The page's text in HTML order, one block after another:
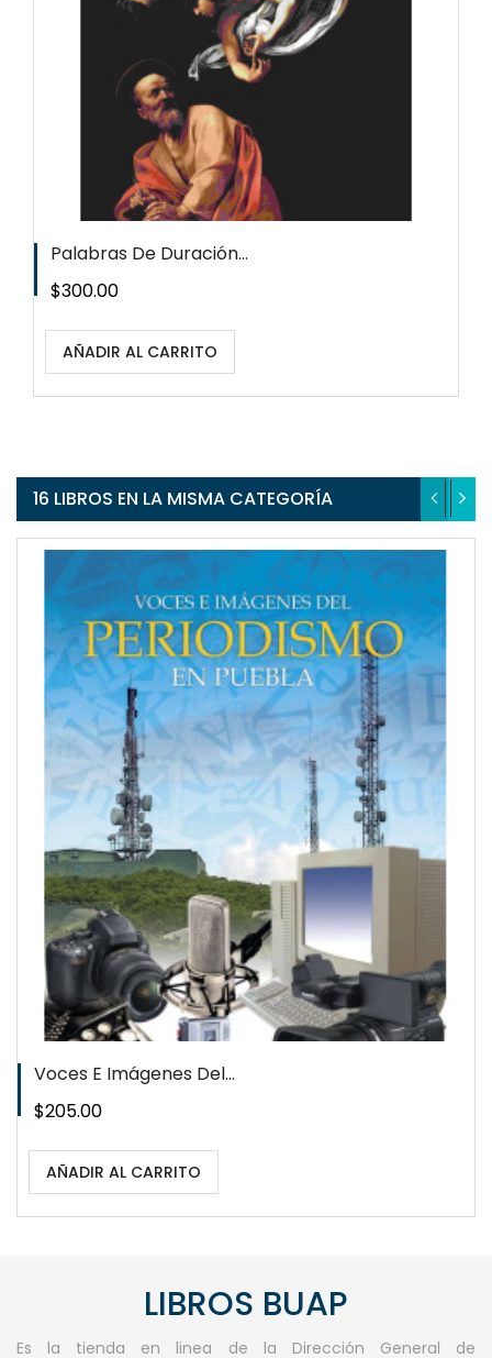
Palabras De Duración...
Precio
$300.00
AÑADIR AL CARRITO
16 LIBROS EN LA MISMA CATEGORÍA
Voces E Imágenes Del...
Precio
$205.00
AÑADIR AL CARRITO
QUICKVIEW
WISHLIST
LIBROS BUAP
Es la tienda en linea de la Dirección General de